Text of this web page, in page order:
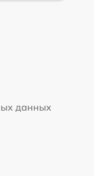
данных